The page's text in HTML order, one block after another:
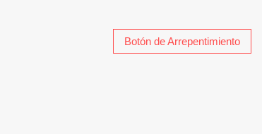
Botón de Arrepentimiento